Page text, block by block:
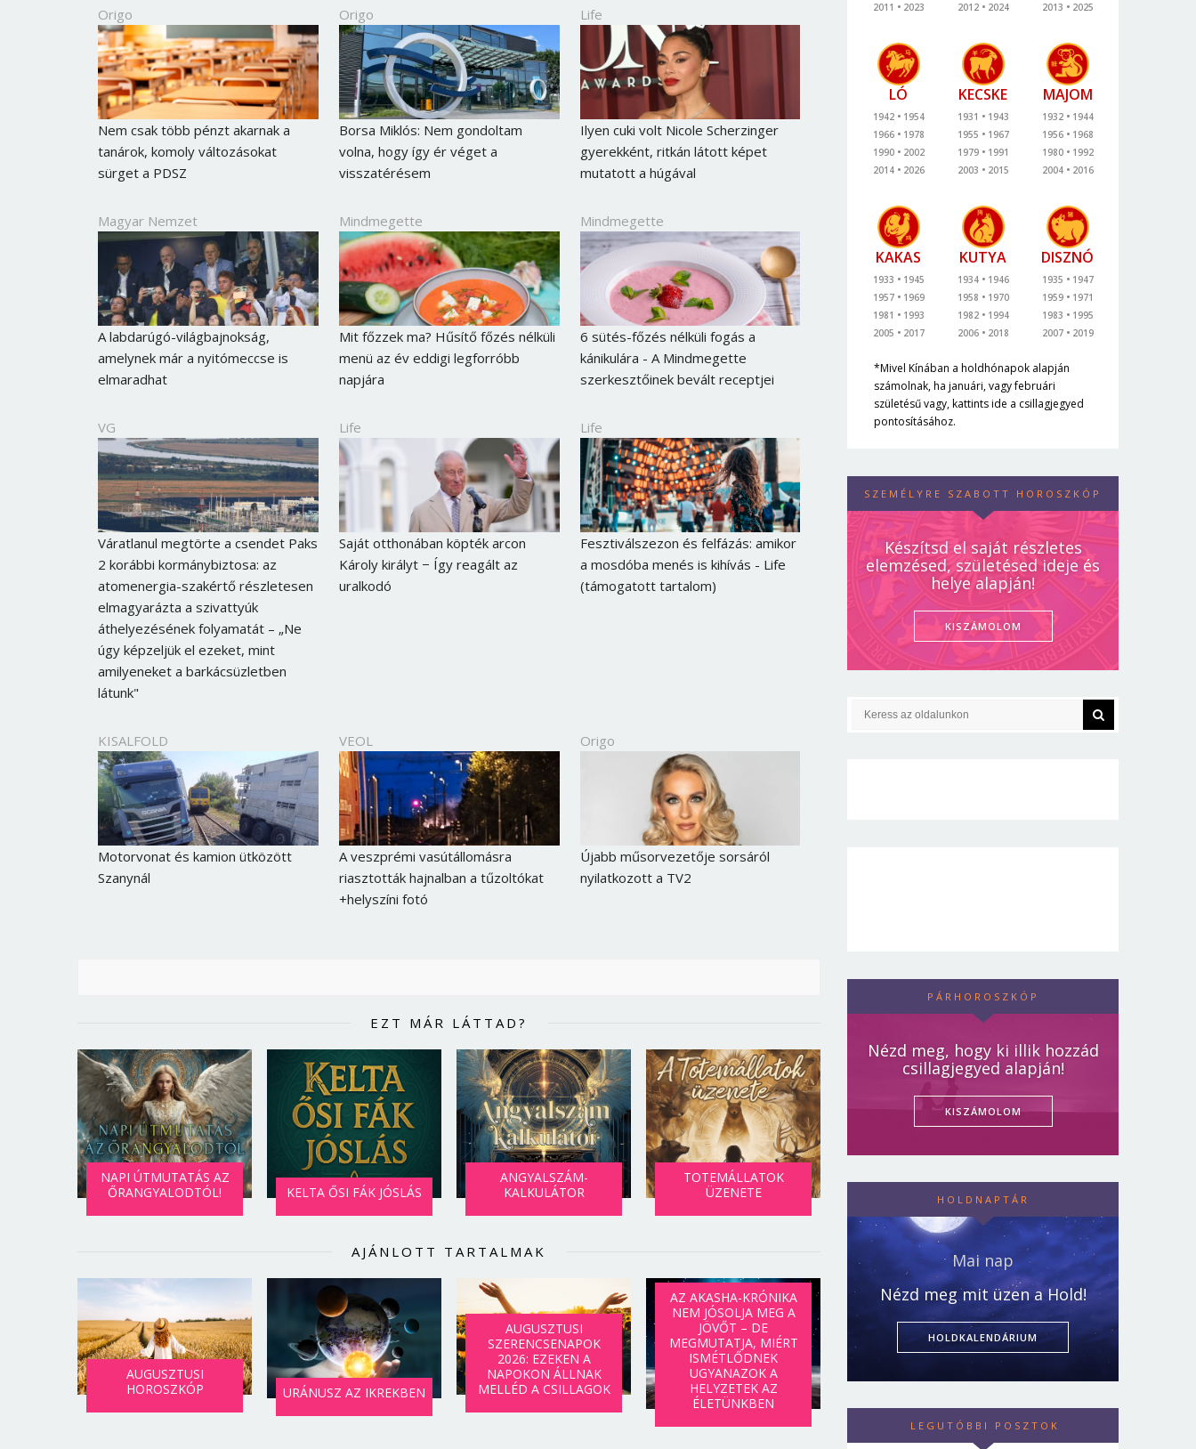
Origo
Nem csak több pénzt akarnak a
tanárok, komoly változásokat
sürget a PDSZ
Origo
Borsa Miklós: Nem gondoltam
volna, hogy így ér véget a
visszatérésem
Life
Ilyen cuki volt Nicole Scherzinger
gyerekként, ritkán látott képet
mutatott a húgával
Magyar Nemzet
A labdarúgó-világbajnokság,
amelynek már a nyitómeccse is
elmaradhat
Mindmegette
Mit főzzek ma? Hűsítő főzés nélküli
menü az év eddigi legforróbb
napjára
Mindmegette
6 sütés-főzés nélküli fogás a
kánikulára - A Mindmegette
szerkesztőinek bevált receptjei
VG
Váratlanul megtörte a csendet Paks
2 korábbi kormánybiztosa: az
atomenergia-szakértő részletesen
elmagyarázta a szivattyúk
áthelyezésének folyamatát – „Ne
úgy képzeljük el ezeket, mint
amilyeneket a barkácsüzletben
látunk"
Life
Saját otthonában köpték arcon
Károly királyt − Így reagált az
uralkodó
Life
Fesztiválszezon és felfázás: amikor
a mosdóba menés is kihívás - Life
(támogatott tartalom)
KISALFOLD
Motorvonat és kamion ütközött
Szanynál
VEOL
A veszprémi vasútállomásra
riasztották hajnalban a tűzoltókat
+helyszíni fotó
Origo
Újabb műsorvezetője sorsáról
nyilatkozott a TV2
EZT MÁR LÁTTAD?
NAPI ÚTMUTATÁS AZ
ŐRANGYALODTÓL!
KELTA ŐSI FÁK JÓSLÁS
ANGYALSZÁM-
KALKULÁTOR
TOTEMÁLLATOK
ÜZENETE
AJÁNLOTT TARTALMAK
AUGUSZTUSI
HOROSZKÓP
URÁNUSZ AZ IKREKBEN
AUGUSZTUSI
SZERENCSENAPOK
2026: EZEKEN A
NAPOKON ÁLLNAK
MELLÉD A CSILLAGOK
AZ AKASHA-KRÓNIKA
NEM JÓSOLJA MEG A
JÖVŐT – DE
MEGMUTATJA, MIÉRT
ISMÉTLŐDNEK
UGYANAZOK A
HELYZETEK AZ
ÉLETÜNKBEN
2011
2023
2012
2024
2013
2025
LÓ
1942
1954
1966
1978
1990
2002
2014
2026
KECSKE
1931
1943
1955
1967
1979
1991
2003
2015
MAJOM
1932
1944
1956
1968
1980
1992
2004
2016
KAKAS
1933
1945
1957
1969
1981
1993
2005
2017
KUTYA
1934
1946
1958
1970
1982
1994
2006
2018
DISZNÓ
1935
1947
1959
1971
1983
1995
2007
2019
*Mivel Kínában a holdhónapok alapján
számolnak, ha januári, vagy februári
születésű vagy, kattints ide a csillagjegyed
pontosításához.
SZEMÉLYRE SZABOTT HOROSZKÓP
Készítsd el saját részletes
elemzésed, születésed ideje és
helye alapján!
KISZÁMOLOM
PÁRHOROSZKÓP
Nézd meg, hogy ki illik hozzád
csillagjegyed alapján!
KISZÁMOLOM
HOLDNAPTÁR
Mai nap
Nézd meg mit üzen a Hold!
HOLDKALENDÁRIUM
LEGUTÓBBI POSZTOK
Borsonline bejelentkezés
Jelszó
Mégse Bejelentkezés